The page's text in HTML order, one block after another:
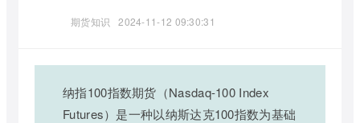
期货知识 2024-11-12 09:30:31
纳指100指数期货（Nasdaq-100 Index
Futures）是一种以纳斯达克100指数为基础